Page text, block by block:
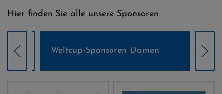
Hier finden Sie alle unsere Sponsoren
Weltcup-Sponsoren Damen